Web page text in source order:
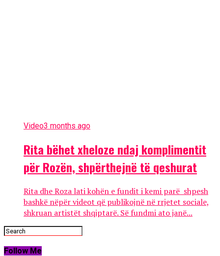
Video3 months ago
Rita bëhet xheloze ndaj komplimentit
për Rozën, shpërthejnë të qeshurat
Rita dhe Roza lati kohën e fundit i kemi parë shpesh
bashkë nëpër videot që publikojnë në rrjetet sociale,
shkruan artistët shqiptarë. Së fundmi ato janë...
Follow Me